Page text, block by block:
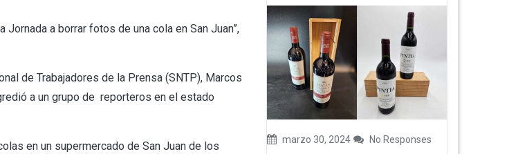
a borrar fotos de una cola en San Juan”,
de Trabajadores de la Prensa (SNTP), Marcos
a un grupo de reporteros en el estado
en un supermercado de San Juan de los
marzo 30, 2024 No Responses